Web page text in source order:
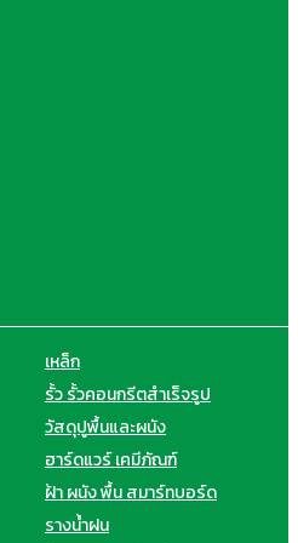
เหล็ก
รั้ว รั้วคอนกรีตสำเร็จรูป
วัสดุปูพื้นและผนัง
ฮาร์ดแวร์ เคมีภัณฑ์
ฝ้า ผนัง พื้น สมาร์ทบอร์ด
รางน้ำฝน